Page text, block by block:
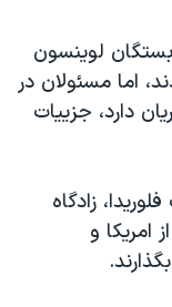
لوینسون
اما مسئولان در
دارد، جزییات
زادگاه
امریکا و